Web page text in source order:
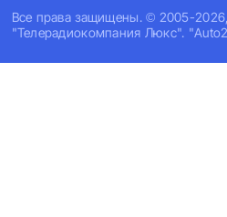
Все права защищены. © 2005-
"Телерадиокомпания Люкс".